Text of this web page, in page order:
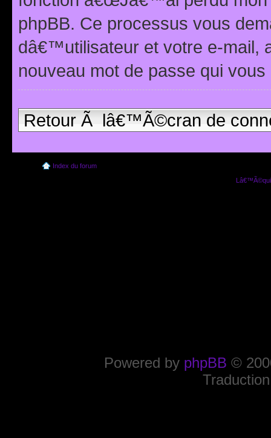
phpBB. Ce processus vous
dâ€™utilisateur et votre e-mail,
nouveau mot de passe qui
Retour Ã lâ€™Ã©cran de
Index du forum
Powered by phpBB ©